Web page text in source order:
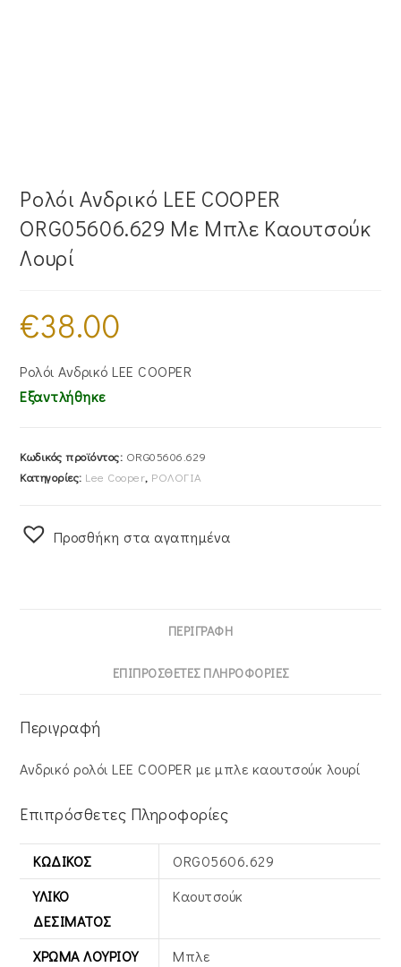
Ρολόι Ανδρικό LEE COOPER
ORG05606.629 Με Μπλε Καουτσούκ
Λουρί
€38.00
Ρολόι Ανδρικό LEE COOPER
Εξαντλήθηκε
Κωδικός προϊόντος: ORG05606.629
Κατηγορίες: Lee Cooper, ΡΟΛΟΓΙΑ
Προσθήκη στα αγαπημένα
ΠΕΡΙΓΡΑΦΉ
ΕΠΙΠΡΌΣΘΕΤΕΣ ΠΛΗΡΟΦΟΡΊΕΣ
Περιγραφή
Ανδρικό ρολόι LEE COOPER με μπλε καουτσούκ λουρί
Επιπρόσθετες Πληροφορίες
ΚΩΔΙΚΌΣ
ORG05606.629
ΥΛΙΚΌ
ΔΕΣΊΜΑΤΟΣ
Καουτσούκ
ΧΡΏΜΑ ΛΟΥΡΙΟΎ
Μπλε